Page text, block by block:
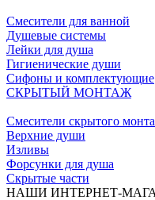
Смесители для ванной
Душевые системы
Лейки для душа
Гигиенические души
Сифоны и комплектующие
СКРЫТЫЙ МОНТАЖ
Смесители скрытого
Верхние души
Изливы
Форсунки для душа
Скрытые части
НАШИ ИНТЕРНЕТ-